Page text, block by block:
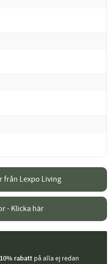
från Lexpo Living
- Klicka här
10% rabatt på alla ej redan